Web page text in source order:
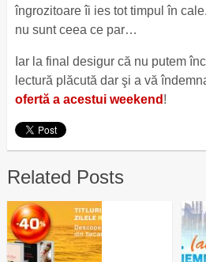
îngrozitoare îi ies tot timpul în
nu sunt ceea ce par…
Iar la final desigur că nu putem
lectură plăcută dar şi a vă
ofertă a acestui weekend !
Related Posts